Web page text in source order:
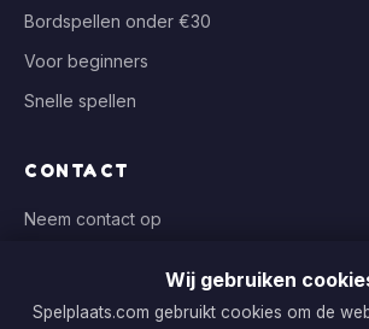
Bordspellen onder €30
Voor beginners
Snelle spellen
CONTACT
Neem contact op
WIJ VERGELIJKEN BIJ
Wij gebruiken
Spelplaats.com gebruikt cookies om de